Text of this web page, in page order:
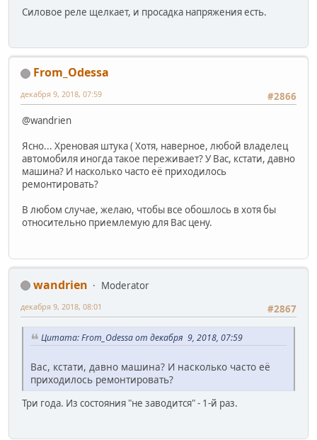
Силовое реле щелкает, и просадка напряжения есть.
From_Odessa
#2866
декабря 9, 2018, 07:59
@wandrien
Ясно... Хреновая штука ( Хотя, наверное, любой владелец
автомобиля иногда такое переживает? У Вас, кстати, давно
машина? И насколько часто её приходилось
ремонтировать?
В любом случае, желаю, чтобы все обошлось в хотя бы
относительно приемлемую для Вас цену.
wandrien
Moderator
#2867
декабря 9, 2018, 08:01
Цитата: From_Odessa от декабря 9, 2018, 07:59
Вас, кстати, давно машина? И насколько часто её
приходилось ремонтировать?
Три года. Из состояния "не заводится" - 1-й раз.